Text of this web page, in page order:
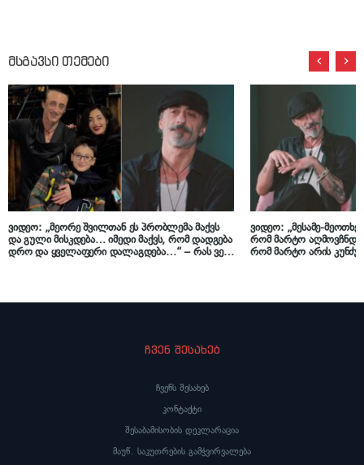
მსგავსი თემები
ვიდეო: „მეორე შვილთან ეს პრობლემა მაქვს
და გული მისკდება… იმედი მაქვს, რომ დადგება
დრო და ყველაფერი დალაგდება…“ – რას ვერ
ვიდეო: „მესამე-მეოთხე
რომ მარტო
რომ მარტო არის
ჩვენ შესახებ
ჩვენს შესახებ
კონტაქტი
შესაბამისობის დეკლარაცია
მაუწ. საკუთრების გამჭვირვალება